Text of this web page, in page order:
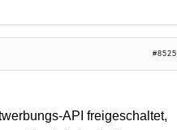
#8525
API freigeschaltet,